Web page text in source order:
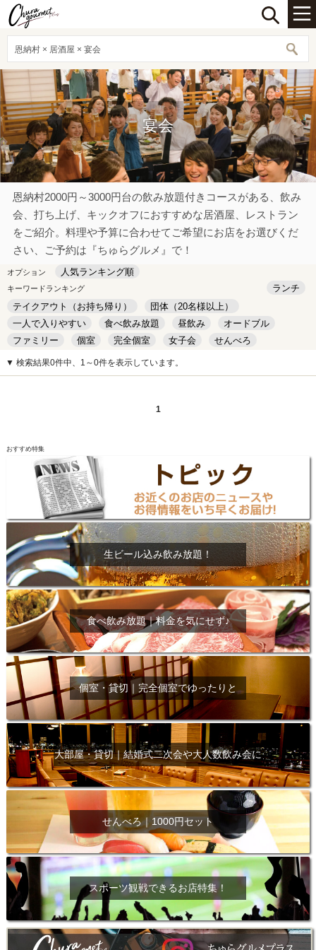
恩納村 × 居酒屋 × 宴会
宴会
恩納村2000円～3000円台の飲み放題付きコースがある、飲み
会、打ち上げ、キックオフにおすすめな居酒屋、レストラン
をご紹介。料理や予算に合わせてご希望にお店をお選びくだ
さい、ご予約は『ちゅらグルメ』で！
オプション 人気ランキング順
キーワードランキング
ランチ
テイクアウト（お持ち帰り）
団体（20名様以上）
一人で入りやすい
食べ飲み放題 昼飲み
オードブル
ファミリー
個室 完全個室 女子会
せんべろ
キッズルーム
安い デート
▼ 検索結果0件中、1～0件を表示しています。
1
おすすめ特集
生ビール込み飲み放題！
食べ飲み放題｜料金を気にせず♪
個室・貸切｜完全個室でゆったりと
大部屋・貸切｜結婚式二次会や大人数飲み会に
せんべろ｜1000円セット
スポーツ観戦できるお店特集！